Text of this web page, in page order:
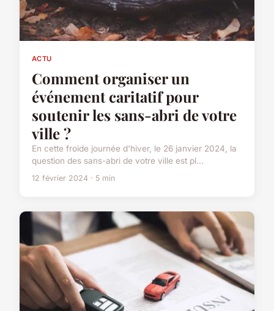
ACTU
Comment organiser un
événement caritatif pour
soutenir les sans-abri de votre
ville ?
En cette froide journée d'hiver, le 26 janvier 2024, la
question des sans-abri de votre ville est pl...
12 février 2024 · 5 min